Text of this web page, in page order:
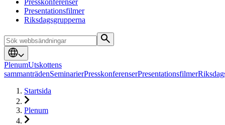
Presskonferenser
Presentationsfilmer
Riksdagsgrupperna
PlenumUtskottens
sammanträdenSeminarierPresskonferenserPresentationsfilmer
Startsida
Plenum